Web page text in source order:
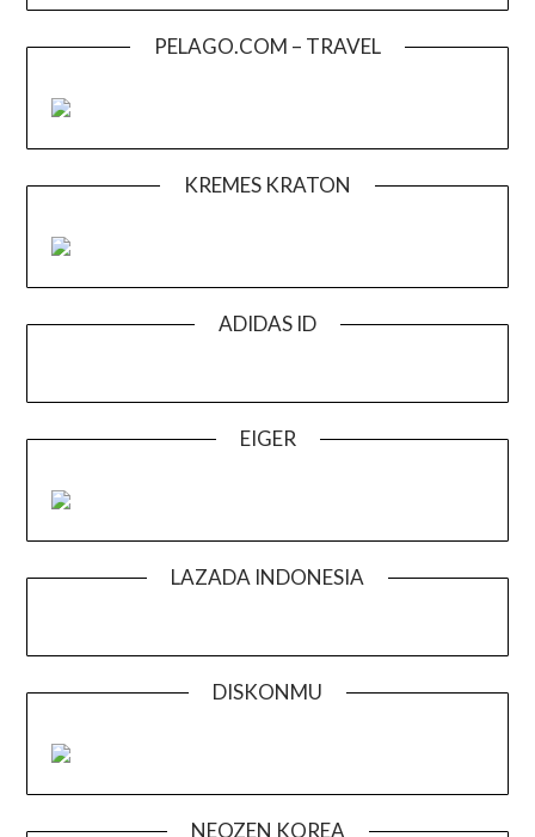
PELAGO.COM – TRAVEL
KREMES KRATON
ADIDAS ID
EIGER
LAZADA INDONESIA
DISKONMU
NEOZEN KOREA